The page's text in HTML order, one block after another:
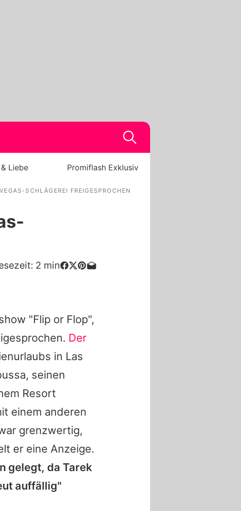
Liebe Promiflash Exklusiv
SCHLÄGEREI FREIGESPROCHEN
2 min
"Flip or Flop",
Der
in Las
, seinen
Resort
einem anderen
grenzwertig,
er eine Anzeige.
gelegt, da Tarek
auffällig"